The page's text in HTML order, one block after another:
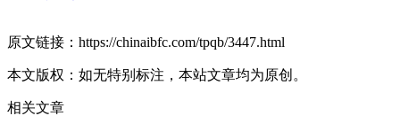
原文链接：https://chinaibfc.com/tpqb/3447.html
本文版权：如无特别标注，本站文章均为原创。
相关文章